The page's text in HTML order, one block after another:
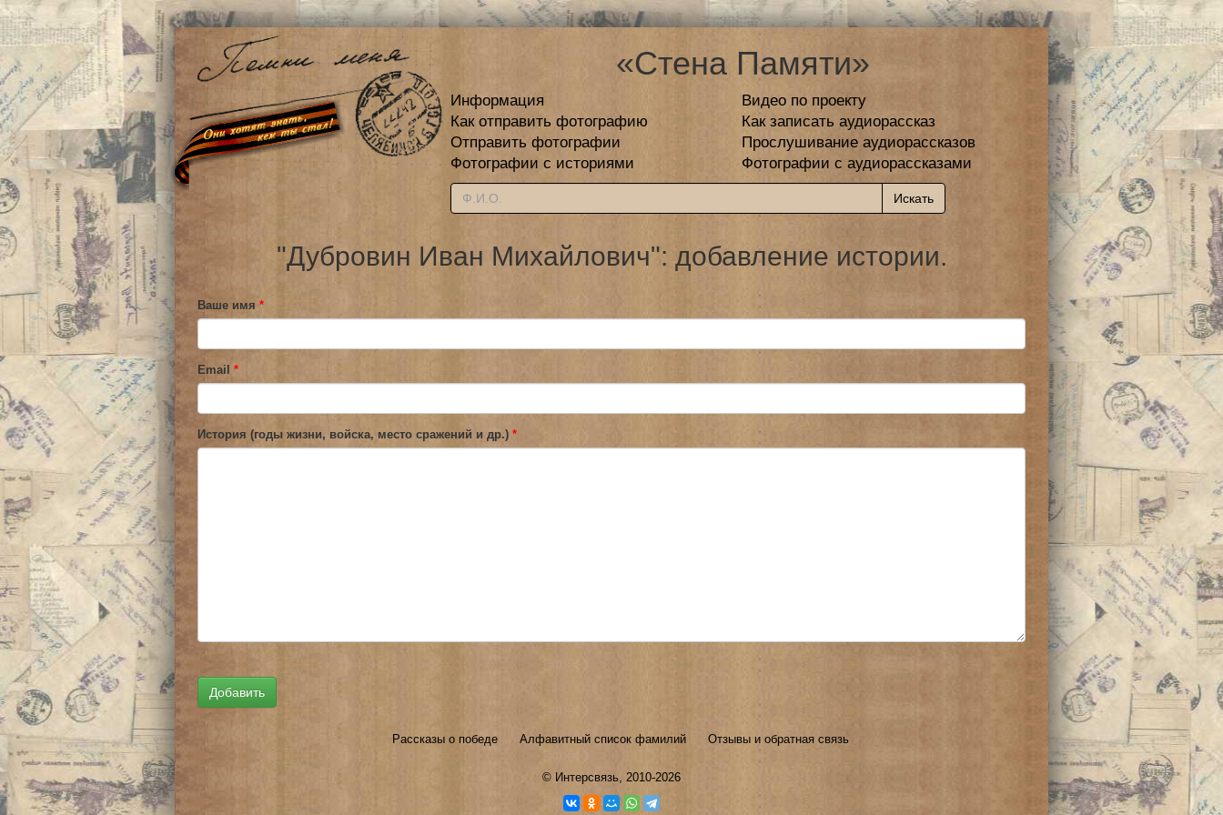
«Стена Памяти»
Информация
Видео по проекту
Как отправить фотографию
Как записать аудиорассказ
Отправить фотографии
Прослушивание аудиорассказов
Фотографии с историями
Фотографии с аудиорассказами
"Дубровин Иван Михайлович": добавление истории.
Ваше имя *
Email *
История (годы жизни, войска, место сражений и др.) *
Рассказы о победе Алфавитный список фамилий Отзывы и обратная связь
© Интерсвязь , 2010-2026